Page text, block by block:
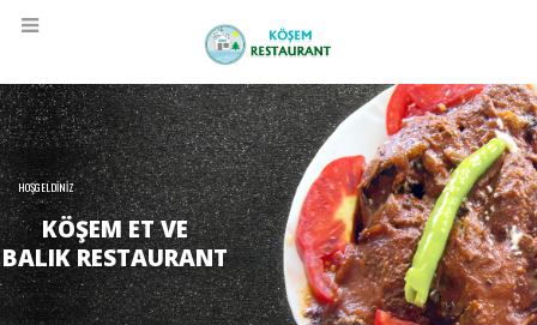
HOŞGELDİNİZ
KÖŞEM ET VE
BALIK RESTAURANT